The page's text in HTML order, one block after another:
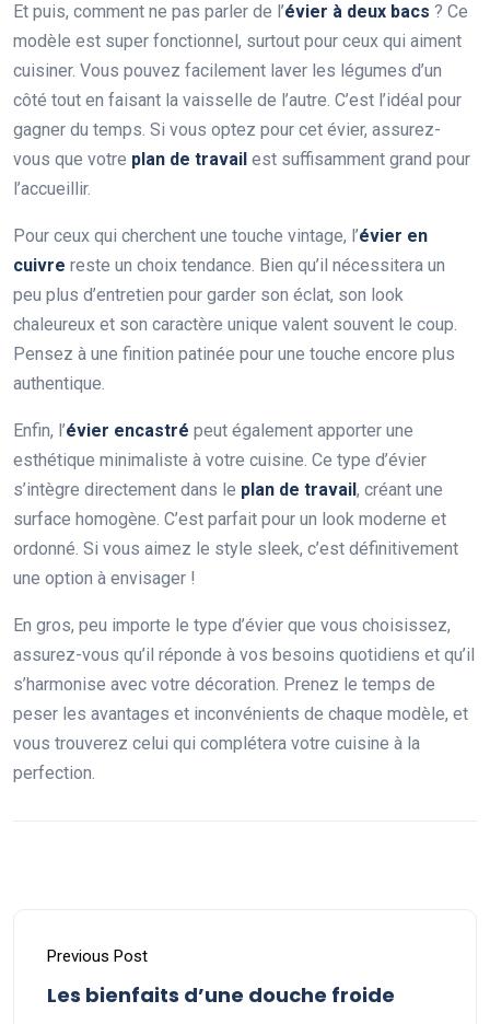
Et puis, comment ne pas parler de l’évier à deux bacs ? Ce
modèle est super fonctionnel, surtout pour ceux qui aiment
cuisiner. Vous pouvez facilement laver les légumes d’un
côté tout en faisant la vaisselle de l’autre. C’est l’idéal pour
gagner du temps. Si vous optez pour cet évier, assurez-
vous que votre plan de travail est suffisamment grand pour
l’accueillir.
Pour ceux qui cherchent une touche vintage, l’évier en
cuivre reste un choix tendance. Bien qu’il nécessitera un
peu plus d’entretien pour garder son éclat, son look
chaleureux et son caractère unique valent souvent le coup.
Pensez à une finition patinée pour une touche encore plus
authentique.
Enfin, l’évier encastré peut également apporter une
esthétique minimaliste à votre cuisine. Ce type d’évier
s’intègre directement dans le plan de travail , créant une
surface homogène. C’est parfait pour un look moderne et
ordonné. Si vous aimez le style sleek, c’est définitivement
une option à envisager !
En gros, peu importe le type d’évier que vous choisissez,
assurez-vous qu’il réponde à vos besoins quotidiens et qu’il
s’harmonise avec votre décoration. Prenez le temps de
peser les avantages et inconvénients de chaque modèle, et
vous trouverez celui qui complétera votre cuisine à la
perfection.
Previous Post
Les bienfaits d’une douche froide